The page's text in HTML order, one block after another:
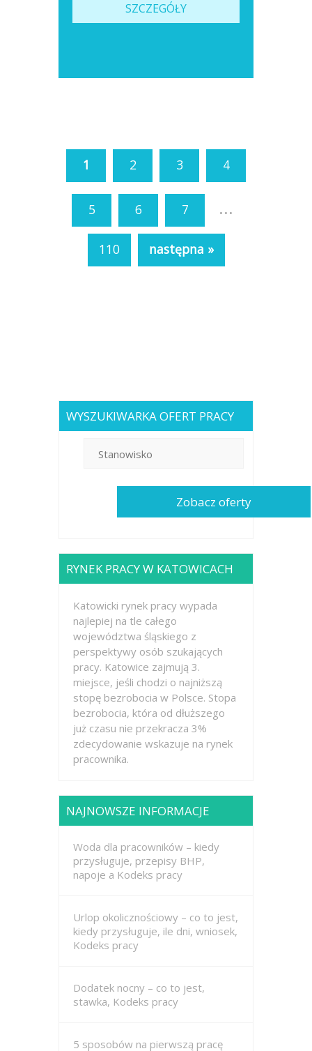
SZCZEGÓŁY
1 2 3 4
5 6 7 ...
110 następna »
WYSZUKIWARKA OFERT PRACY
RYNEK PRACY W KATOWICACH
Katowicki rynek pracy wypada
najlepiej na tle całego
województwa śląskiego z
perspektywy osób szukających
pracy. Katowice zajmują 3.
miejsce, jeśli chodzi o najniższą
stopę bezrobocia w Polsce. Stopa
bezrobocia, która od dłuższego
już czasu nie przekracza 3%
zdecydowanie wskazuje na rynek
pracownika.
NAJNOWSZE INFORMACJE
Woda dla pracowników – kiedy
przysługuje, przepisy BHP,
napoje a Kodeks pracy
Urlop okolicznościowy – co to jest,
kiedy przysługuje, ile dni, wniosek,
Kodeks pracy
Dodatek nocny – co to jest,
stawka, Kodeks pracy
5 sposobów na pierwszą pracę